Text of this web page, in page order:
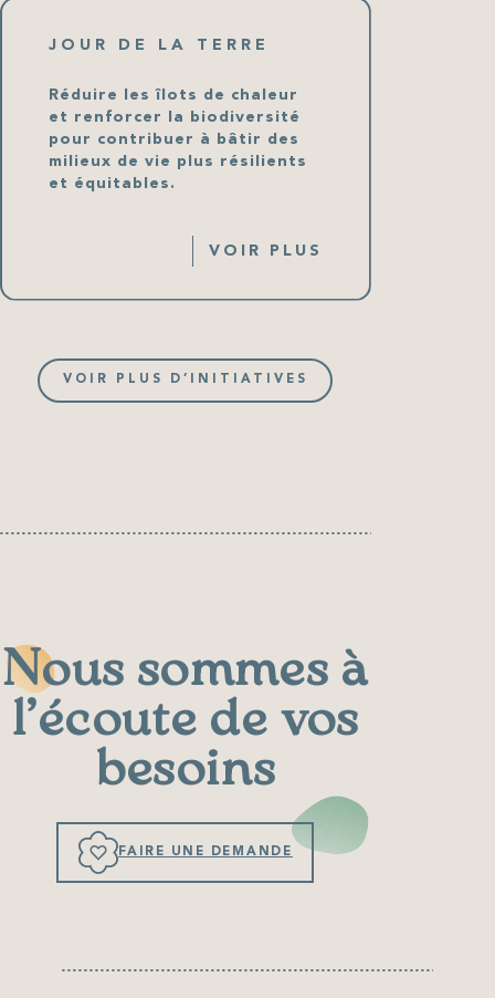
JOUR DE LA TERRE
Réduire les îlots de chaleur
et renforcer la biodiversité
pour contribuer à bâtir des
milieux de vie plus résilients
et équitables.
VOIR PLUS
VOIR PLUS D’INITIATIVES
Nous sommes à
l’écoute de vos
besoins
FAIRE UNE DEMANDE